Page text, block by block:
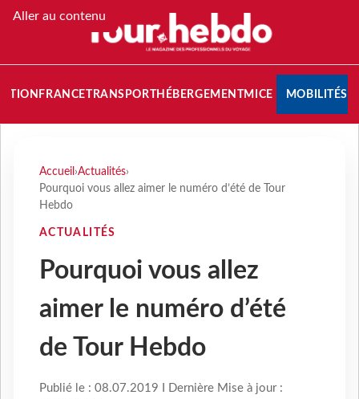
Aller au contenu
FRANCETRANSPORT HÉBERGEMENTMICE MOBILITÉS
Accueil ›Actualités›
Pourquoi vous allez aimer le numéro d’été de Tour
Hebdo
ACTUALITÉS
Pourquoi vous allez
aimer le numéro d’été
de Tour Hebdo
Publié le : 08.07.2019 I Dernière Mise à jour :